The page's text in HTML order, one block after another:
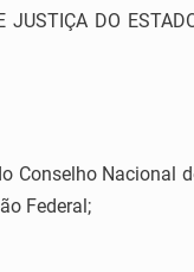
JUSTIÇA DO
Conselho Nacional
Federal;